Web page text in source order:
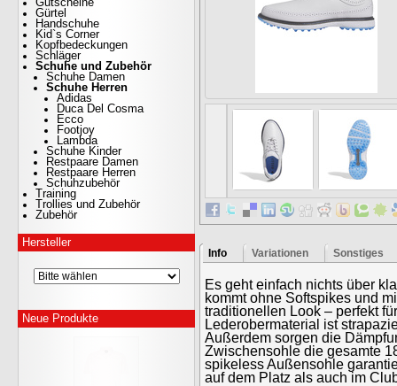
Gürtel
Handschuhe
Kid`s Corner
Kopfbedeckungen
Schläger
Schuhe und Zubehör
Schuhe Damen
Schuhe Herren
Adidas
Duca Del Cosma
Ecco
Footjoy
Lambda
Schuhe Kinder
Restpaare Damen
Restpaare Herren
Schuhzubehör
Training
Trollies und Zubehör
Zubehör
Hersteller
Neue Produkte
OAKLEY AERO HYDRLIX
POLO HERREN
49.00€
inkl. 20% MwSt.
Versandkosten
Info Variationen Sonstiges
Es geht einfach nichts über
kommt ohne Softspikes und
traditionellen Look – perfekt
Lederobermaterial ist
Außerdem sorgen die
Zwischensohle die gesamte
spikeless Außensohle
auf dem Platz als auch im